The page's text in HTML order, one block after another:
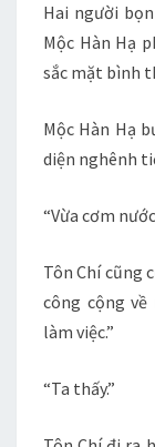
Hai người
Mộc Hàn Hạ
sắc mặt bình
Mộc Hàn Hạ
diện nghênh
“Vừa cơm
Tôn Chí cũng
công cộng
làm việc.”
“Ta thấy.”